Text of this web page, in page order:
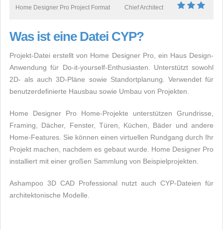
Home Designer Pro Project Format Chief Architect
Was ist eine Datei CYP?
Projekt-Datei erstellt von Home Designer Pro, ein Haus Design-
Anwendung für Do-it-yourself-Enthusiasten. Unterstützt sowohl
2D- als auch 3D-Pläne sowie Standortplanung. Verwendet für
benutzerdefinierte Hausbau sowie Umbau von Projekten.
Home Designer Pro Home-Projekte unterstützen Grundrisse,
Framing, Dächer, Fenster, Türen, Küchen, Bäder und andere
Home-Features. Sie können einen virtuellen Rundgang durch Ihr
Projekt machen, nachdem es gebaut wurde. Home Designer Pro
installiert mit einer großen Sammlung von Beispielprojekten.
Ashampoo 3D CAD Professional nutzt auch CYP-Dateien für
architektonische Modelle.